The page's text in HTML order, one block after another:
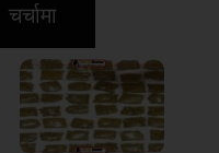
चर्चामा